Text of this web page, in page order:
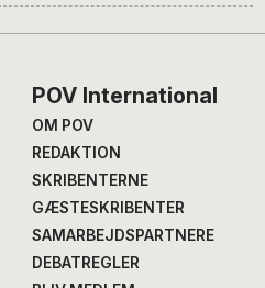
POV International
OM POV
REDAKTION
SKRIBENTERNE
GÆSTESKRIBENTER
SAMARBEJDSPARTNERE
DEBATREGLER